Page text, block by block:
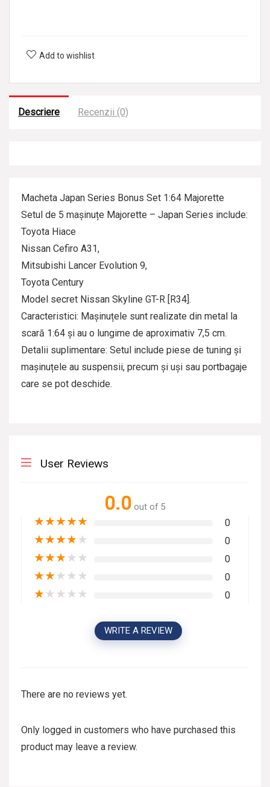
Add to wishlist
Descriere Recenzii (0)
Macheta Japan Series Bonus Set 1:64 Majorette
Setul de 5 mașinuțe Majorette – Japan Series include:
Toyota Hiace
Nissan Cefiro A31,
Mitsubishi Lancer Evolution 9,
Toyota Century
Model secret Nissan Skyline GT-R [R34].
Caracteristici: Mașinuțele sunt realizate din metal la
scară 1:64 și au o lungime de aproximativ 7,5 cm.
Detalii suplimentare: Setul include piese de tuning și
mașinuțele au suspensii, precum și uși sau portbagaje
care se pot deschide.
User Reviews
0.0 out of 5
★★★★★ 0
★★★★★ 0
★★★★★ 0
★★★★★ 0
★★★★★ 0
WRITE A REVIEW
There are no reviews yet.
Only logged in customers who have purchased this
product may leave a review.